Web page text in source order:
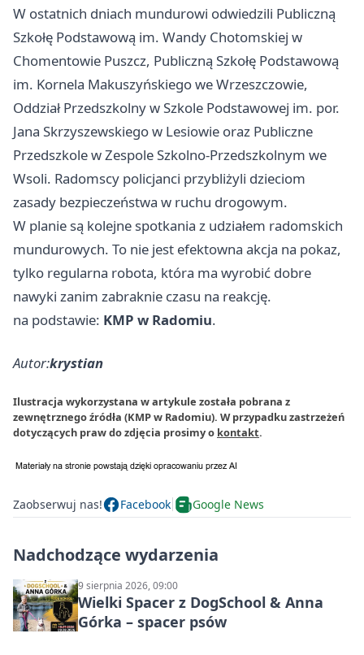
W ostatnich dniach mundurowi odwiedzili Publiczną
Szkołę Podstawową im. Wandy Chotomskiej w
Chomentowie Puszcz, Publiczną Szkołę Podstawową
im. Kornela Makuszyńskiego we Wrzeszczowie,
Oddział Przedszkolny w Szkole Podstawowej im. por.
Jana Skrzyszewskiego w Lesiowie oraz Publiczne
Przedszkole w Zespole Szkolno-Przedszkolnym we
Wsoli. Radomscy policjanci przybliżyli dzieciom
zasady bezpieczeństwa w ruchu drogowym.
W planie są kolejne spotkania z udziałem radomskich
mundurowych. To nie jest efektowna akcja na pokaz,
tylko regularna robota, która ma wyrobić dobre
nawyki zanim zabraknie czasu na reakcję.
na podstawie: KMP w Radomiu.
Autor:krystian
Ilustracja wykorzystana w artykule została pobrana z
zewnętrznego źródła (KMP w Radomiu). W przypadku zastrzeżeń
dotyczących praw do zdjęcia prosimy o kontakt.
Zaobserwuj nas! Facebook Google News
Nadchodzące wydarzenia
9 sierpnia 2026, 09:00
Wielki Spacer z DogSchool & Anna
Górka – spacer psów